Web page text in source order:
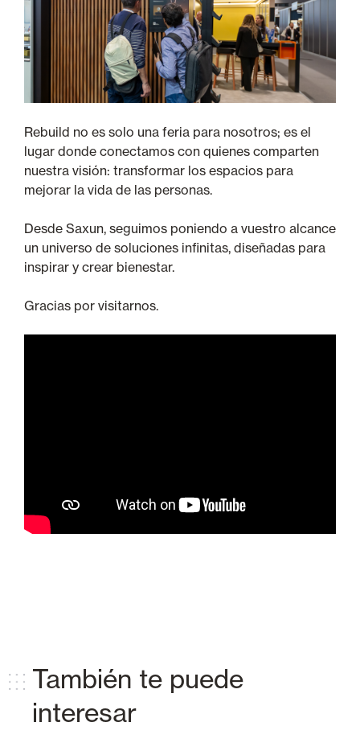
Rebuild no es solo una feria para nosotros; es el
lugar donde conectamos con quienes comparten
nuestra visión: transformar los espacios para
mejorar la vida de las personas.
Desde Saxun, seguimos poniendo a vuestro alcance
un universo de soluciones infinitas, diseñadas para
inspirar y crear bienestar.
Gracias por visitarnos.
También te puede
interesar